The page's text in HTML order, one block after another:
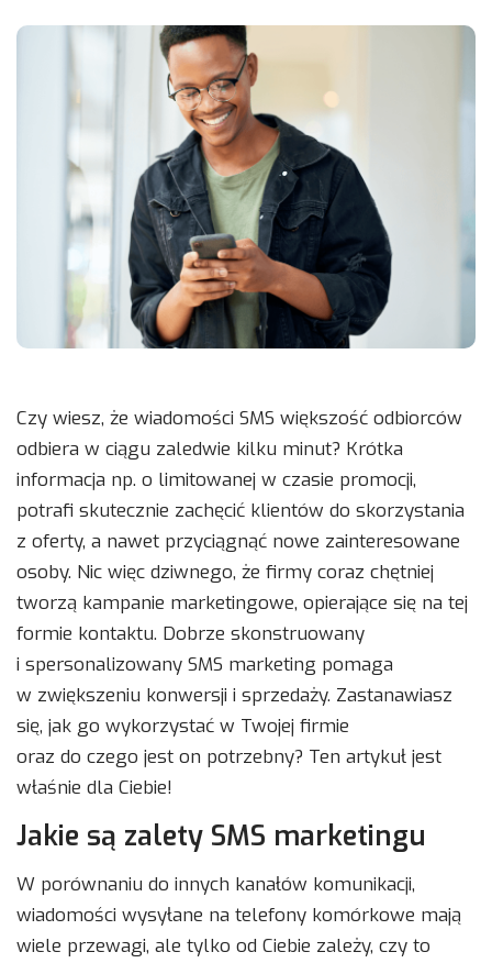
Czy wiesz, że wiadomości SMS większość odbiorców
odbiera w ciągu zaledwie kilku minut? Krótka
informacja np. o limitowanej w czasie promocji,
potrafi skutecznie zachęcić klientów do skorzystania
z oferty, a nawet przyciągnąć nowe zainteresowane
osoby. Nic więc dziwnego, że firmy coraz chętniej
tworzą kampanie marketingowe, opierające się na tej
formie kontaktu. Dobrze skonstruowany
i spersonalizowany SMS marketing pomaga
w zwiększeniu konwersji i sprzedaży. Zastanawiasz
się, jak go wykorzystać w Twojej firmie
oraz do czego jest on potrzebny? Ten artykuł jest
właśnie dla Ciebie!
Jakie są zalety SMS marketingu
W porównaniu do innych kanałów komunikacji,
wiadomości wysyłane na telefony komórkowe mają
wiele przewagi, ale tylko od Ciebie zależy, czy to